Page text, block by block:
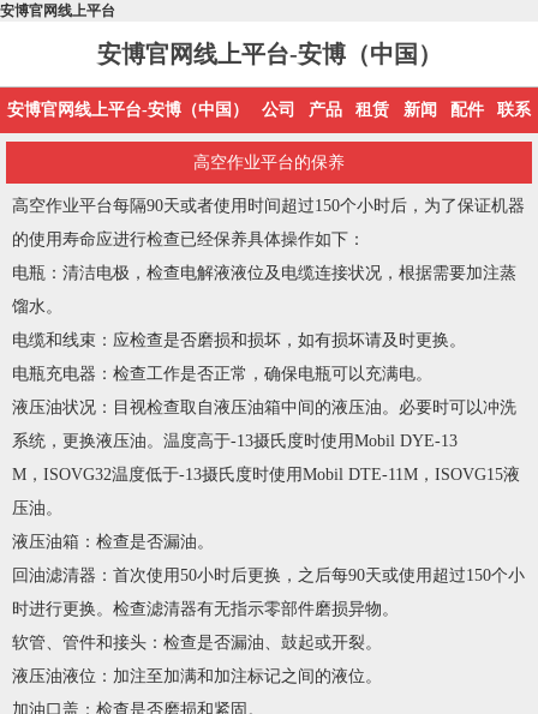
安博官网线上平台
安博官网线上平台-安博（中国）
安博官网线上平台-安博（中国） 公司 产品 租赁 新闻 配件 联系
高空作业平台的保养
高空作业平台每隔90天或者使用时间超过150个小时后，为了保证机器
的使用寿命应进行检查已经保养具体操作如下：
电瓶：清洁电极，检查电解液液位及电缆连接状况，根据需要加注蒸
馏水。
电缆和线束：应检查是否磨损和损坏，如有损坏请及时更换。
电瓶充电器：检查工作是否正常，确保电瓶可以充满电。
液压油状况：目视检查取自液压油箱中间的液压油。必要时可以冲洗
系统，更换液压油。温度高于-13摄氏度时使用Mobil DYE-13
M，ISOVG32温度低于-13摄氏度时使用Mobil DTE-11M，ISOVG15液
压油。
液压油箱：检查是否漏油。
回油滤清器：首次使用50小时后更换，之后每90天或使用超过150个小
时进行更换。检查滤清器有无指示零部件磨损异物。
软管、管件和接头：检查是否漏油、鼓起或开裂。
液压油液位：加注至加满和加注标记之间的液位。
加油口盖：检查是否磨损和紧固。